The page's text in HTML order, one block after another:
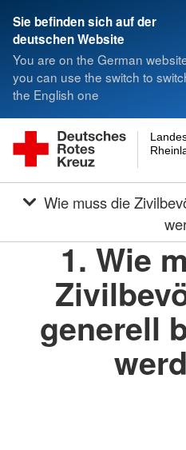
Sie befinden sich auf der
deutschen Website
You are on the German
you can use the switch to
the English one
Wie muss die Zivilbevölkerung generell behandelt
1. Wie
generell